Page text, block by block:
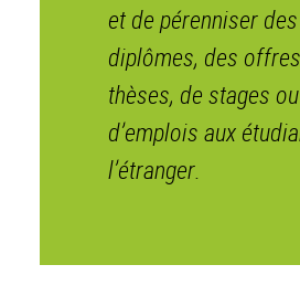
et de pérenniser
diplômes, des
thèses, de stages ou
d’emplois aux
l’étranger.